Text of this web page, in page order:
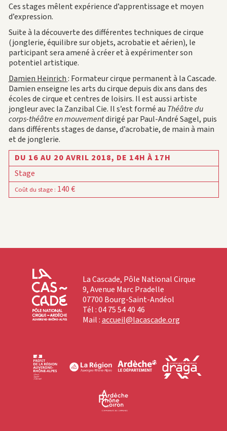
Ces stages mêlent expérience d’apprentissage et moyen
d’expression.
Suite à la découverte des différentes techniques de cirque
(jonglerie, équilibre sur objets, acrobatie et aérien), le
participant sera amené à créer et à expérimenter son
potentiel artistique.
Damien Heinrich: Formateur cirque permanent à la Cascade.
Damien enseigne les arts du cirque depuis dix ans dans des
écoles de cirque et centres de loisirs. Il est aussi artiste
jongleur avec la Zanzibal Cie. Il s’est formé au Théâtre du
corps-théâtre en mouvementdirigé par Paul-André Sagel, puis
dans différents stages de danse, d’acrobatie, de main à main
et de jonglerie.
DU 16 AU 20 AVRIL 2018, DE 14H À 17H
Stage
Coût du stage: 140 €
La Cascade, Pôle National Cirque
9, Avenue Marc Pradelle
07700 Bourg-Saint-Andéol
Tél : 04 75 54 40 46
Mail :accueil@lacascade.org